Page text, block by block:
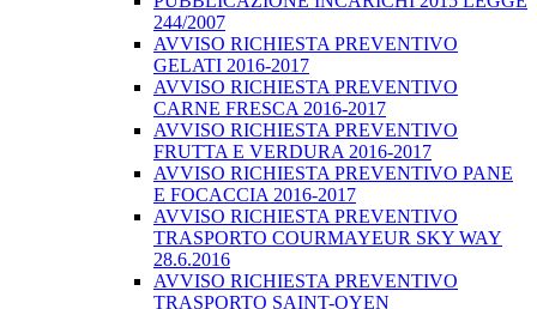
244/2007
AVVISO RICHIESTA PREVENTIVO
GELATI 2016-2017
AVVISO RICHIESTA PREVENTIVO
CARNE FRESCA 2016-2017
AVVISO RICHIESTA PREVENTIVO
FRUTTA E VERDURA 2016-2017
AVVISO RICHIESTA PREVENTIVO PANE
E FOCACCIA 2016-2017
AVVISO RICHIESTA PREVENTIVO
TRASPORTO COURMAYEUR SKY WAY
28.6.2016
AVVISO RICHIESTA PREVENTIVO
TRASPORTO SAINT-OYEN